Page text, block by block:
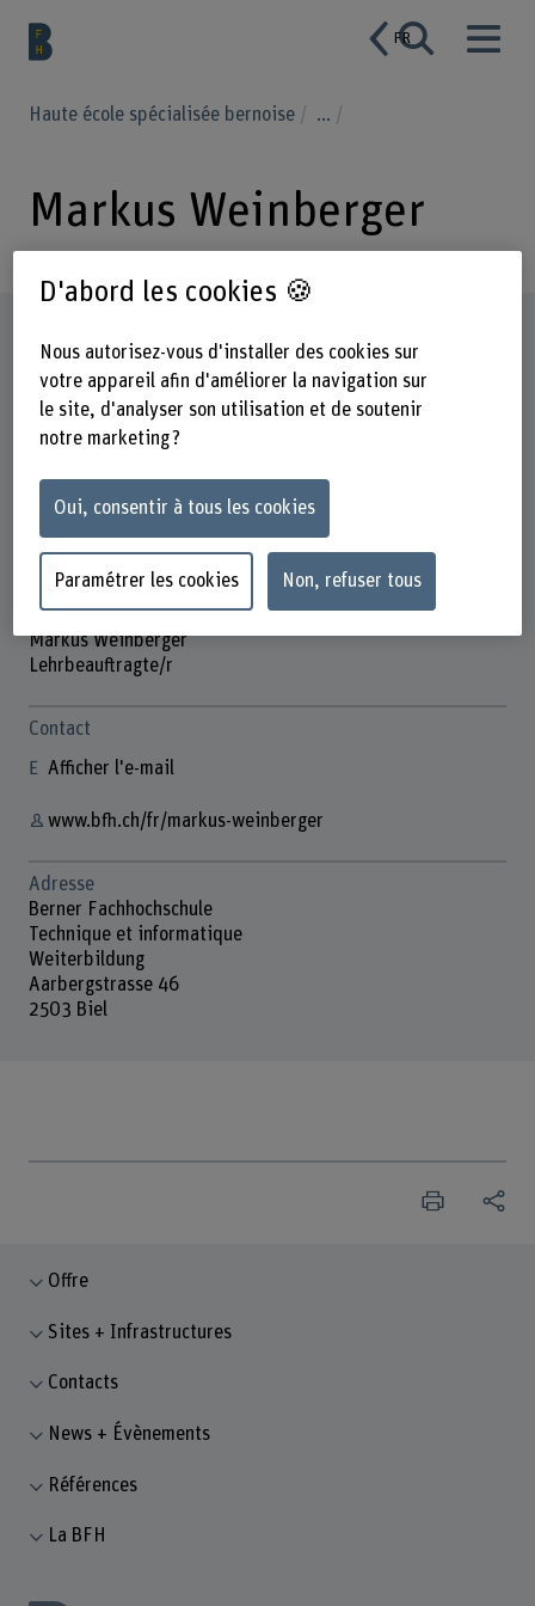
FR
Haute école spécialisée bernoise ...
Markus Weinberger
Markus Weinberger
Lehrbeauftragte/r
Contact
Afficher l'e-mail
www.bfh.ch/fr/markus-weinberger
Adresse
Berner Fachhochschule
Technique et informatique
Weiterbildung
Aarbergstrasse 46
2503 Biel
Offre
Sites + Infrastructures
Contacts
News + Évènements
Références
La BFH
D'abord les cookies 🍪
Nous autorisez-vous d'installer des cookies sur
votre appareil afin d'améliorer la navigation sur
le site, d'analyser son utilisation et de soutenir
notre marketing ?
Oui, consentir à tous les cookies
Paramétrer les cookies Non, refuser tous